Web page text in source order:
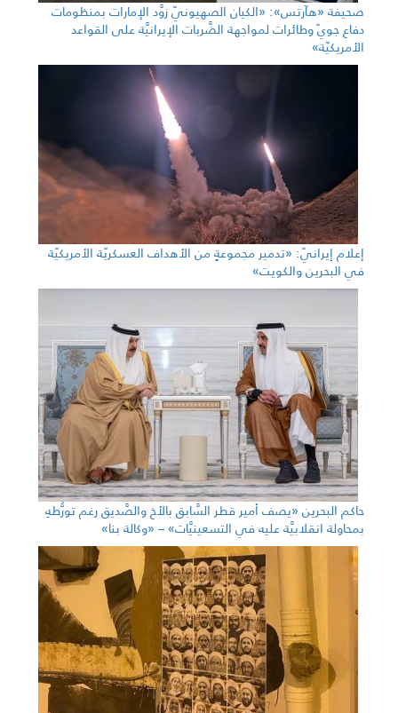
صحيفة «هآرتس»: «الكيان الصهيونيّ زوَّد الإمارات بمنظومات
دفاع جويّ وطائرات لمواجهة الضَّربات الإيرانيَّة على القواعد
الأمريكيّة»
إعلام إيرانيّ: «تدمير مجموعةٍ من الأهداف العسكريّة الأمريكيّة
في البحرين والكويت»
حاكم البحرين «يصف أمير قطر السَّابق بالأخ والصَّديق رغم تورُّطهِ
بمحاولة انقلابيَّة عليه في التسعينيَّات» – «وكالة بنا»